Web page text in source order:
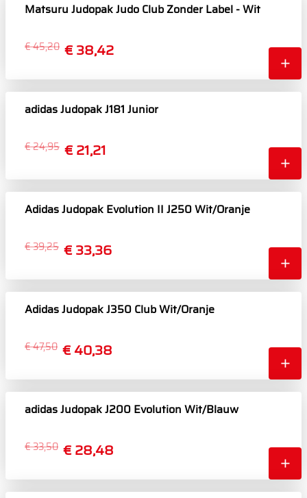
Matsuru Judopak Judo Club Zonder Label - Wit
€ 38,42
€ 45,20
adidas Judopak J181 Junior
€ 21,21
€ 24,95
Adidas Judopak Evolution II J250 Wit/Oranje
€ 33,36
€ 39,25
Adidas Judopak J350 Club Wit/Oranje
€ 40,38
€ 47,50
adidas Judopak J200 Evolution Wit/Blauw
€ 28,48
€ 33,50